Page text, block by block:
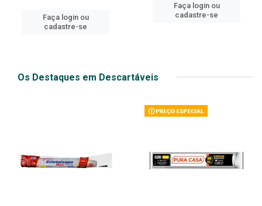
Faça login ou
cadastre-se
Faça login ou
cadastre-se
Os Destaques em Descartáveis